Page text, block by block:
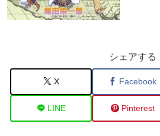
シェアする
X Facebook
LINE Pinterest